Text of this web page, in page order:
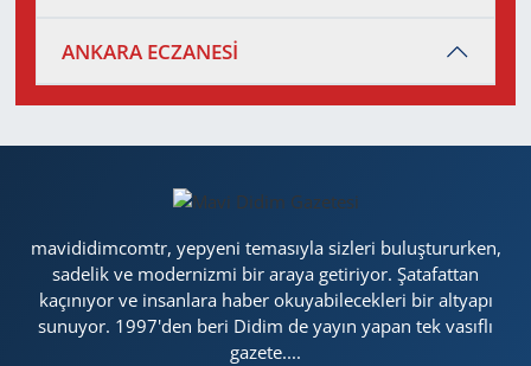
ANKARA ECZANESİ
mavididimcomtr, yepyeni temasıyla sizleri buluştururken,
sadelik ve modernizmi bir araya getiriyor. Şatafattan
kaçınıyor ve insanlara haber okuyabilecekleri bir altyapı
sunuyor. 1997'den beri Didim de yayın yapan tek vasıflı
gazete....